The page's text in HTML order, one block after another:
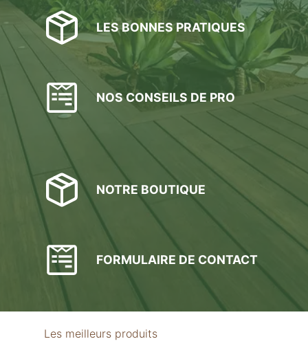
LES BONNES PRATIQUES
NOS CONSEILS DE PRO
NOTRE BOUTIQUE
FORMULAIRE DE CONTACT
Les meilleurs produits